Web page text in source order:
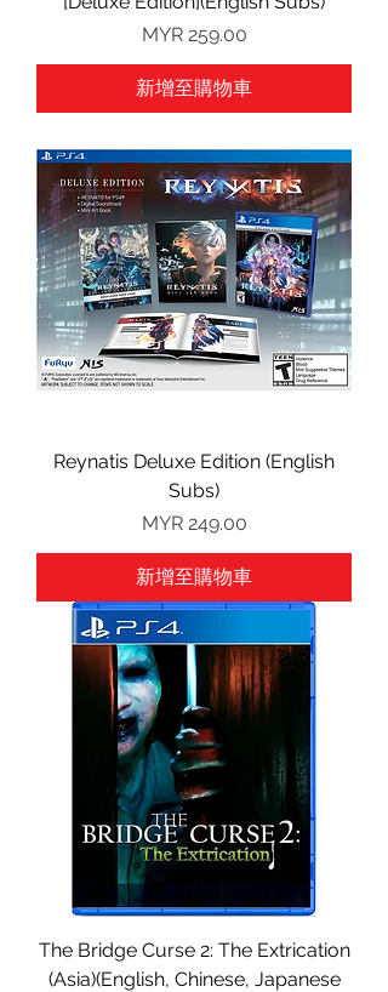
價格
MYR 259.00
新增至購物車
Reynatis Deluxe Edition (English
Subs)
價格
MYR 249.00
新增至購物車
The Bridge Curse 2: The Extrication
(Asia)(English, Chinese, Japanese